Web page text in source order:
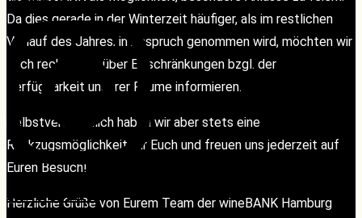
KONTAKT
KONTAKT
Da dies gerade in der Winterzeit häufiger, als im restlichen
Verlauf des Jahres, in Anspruch genommen wird, möchten wir
Euch rechtzeitig über Einschränkungen bzgl. der
Verfügbarkeit unserer Räume informieren.
Selbstverständlich haben wir aber stets eine
Rückzugsmöglichkeit für Euch und freuen uns jederzeit auf
Euren Besuch!
Herzliche Grüße von Eurem Team der wineBANK Hamburg